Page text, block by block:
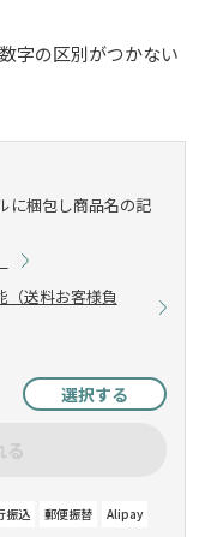
字の区別がつかない
に梱包し商品名の記
（送料お客様負
選択する
る
振込 郵便振替
Alipay